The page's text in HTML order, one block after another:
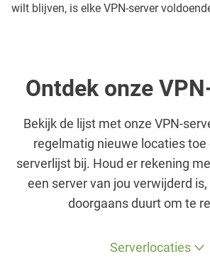
wilt blijven, is elke VPN-server
Ontdek onze
Bekijk de lijst met onze VPN-
regelmatig nieuwe locaties toe
serverlijst bij. Houd er rekening
een server van jou verwijderd
doorgaans duurt om te
Serverlocaties